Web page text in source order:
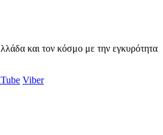
και τον κόσμο με την εγκυρότητα
Viber